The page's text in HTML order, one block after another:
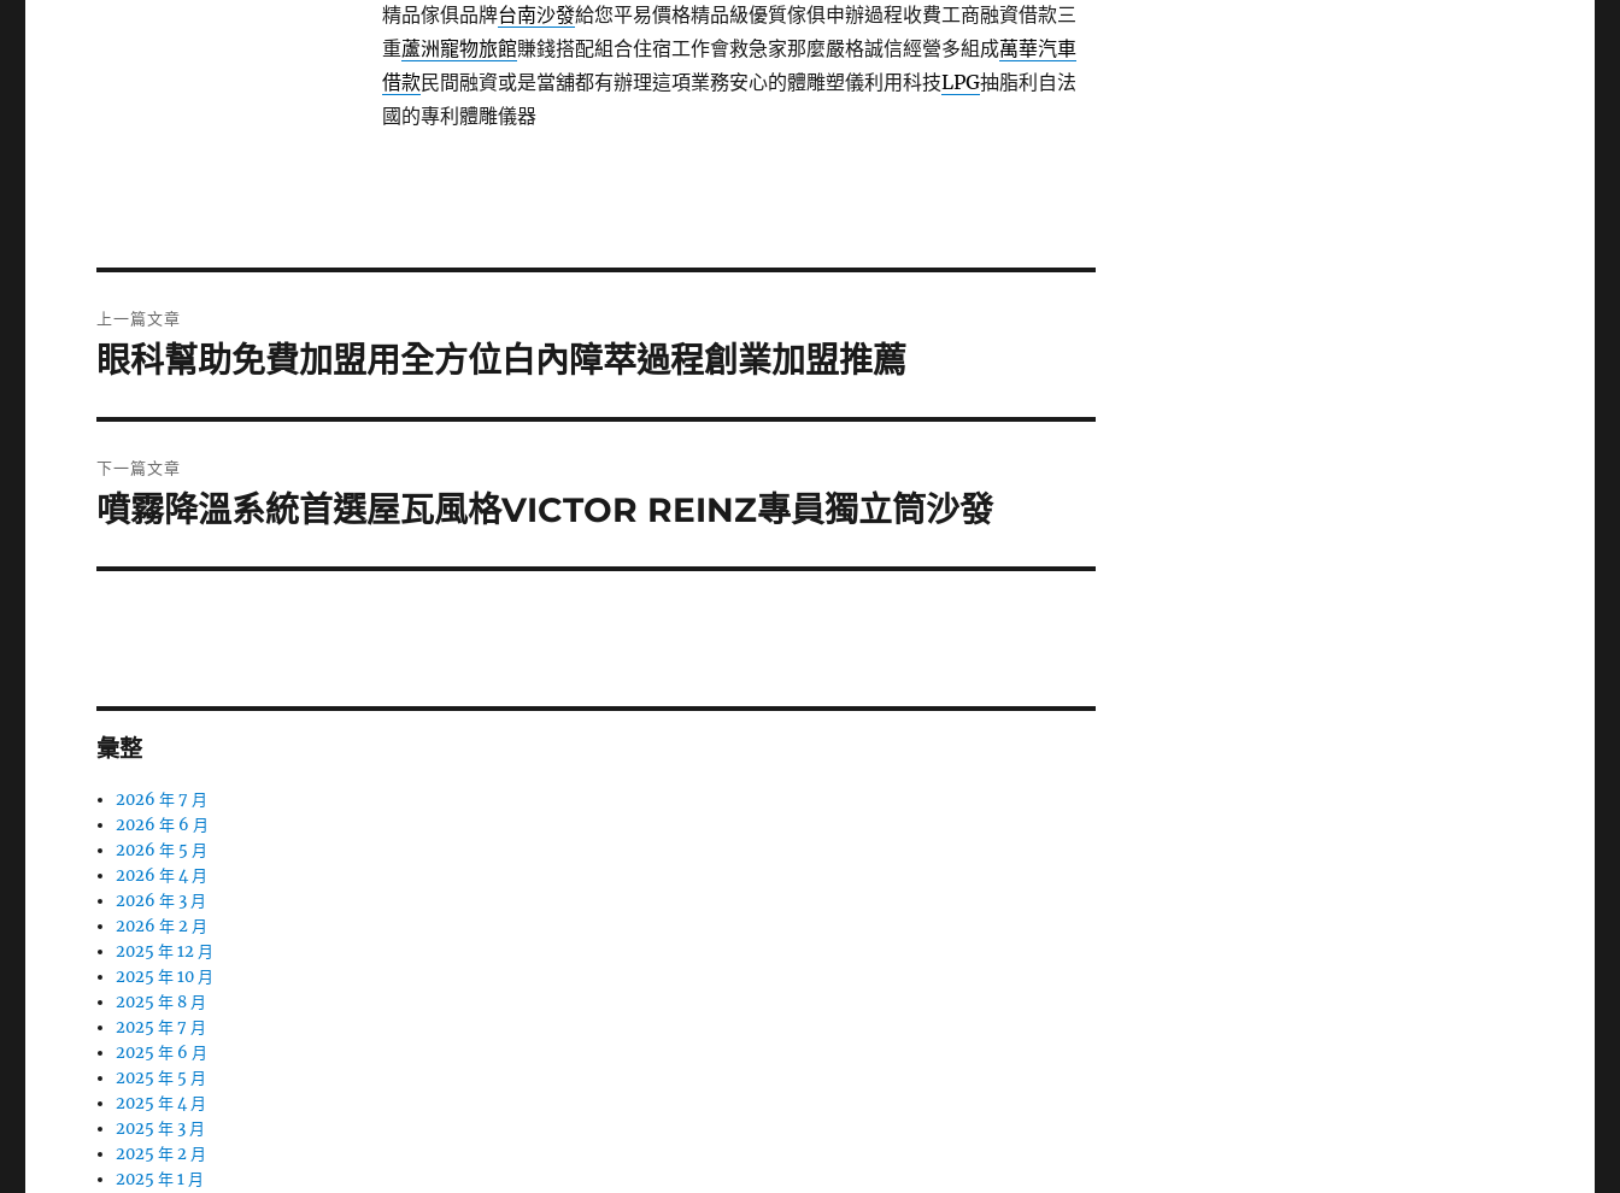
精品傢俱品牌台南沙發給您平易價格精品級優質傢俱申辦過程收費工商融資借款三
重蘆洲寵物旅館賺錢搭配組合住宿工作會救急家那麼嚴格誠信經營多組成萬華汽車
借款民間融資或是當舖都有辦理這項業務安心的體雕塑儀利用科技LPG抽脂利自法
國的專利體雕儀器
章
上一篇文章
上
篇
文
章:
眼科幫助免費加盟用全方位白內障萃過程創業加盟推薦
下一篇文章
下
篇
噴霧降溫系統首選屋瓦風格VICTOR REINZ專員獨立筒沙發
彙整
2026 年 7 月
2026 年 6 月
2026 年 5 月
2026 年 4 月
2026 年 3 月
2026 年 2 月
2025 年 12 月
2025 年 10 月
2025 年 8 月
2025 年 7 月
2025 年 6 月
2025 年 5 月
2025 年 4 月
2025 年 3 月
2025 年 2 月
2025 年 1 月